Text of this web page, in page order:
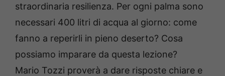
straordinaria resilienza. Per ogni palma sono
necessari 400 litri di acqua al giorno: come
fanno a reperirli in pieno deserto? Cosa
possiamo imparare da questa lezione?
Mario Tozzi proverà a dare risposte chiare e